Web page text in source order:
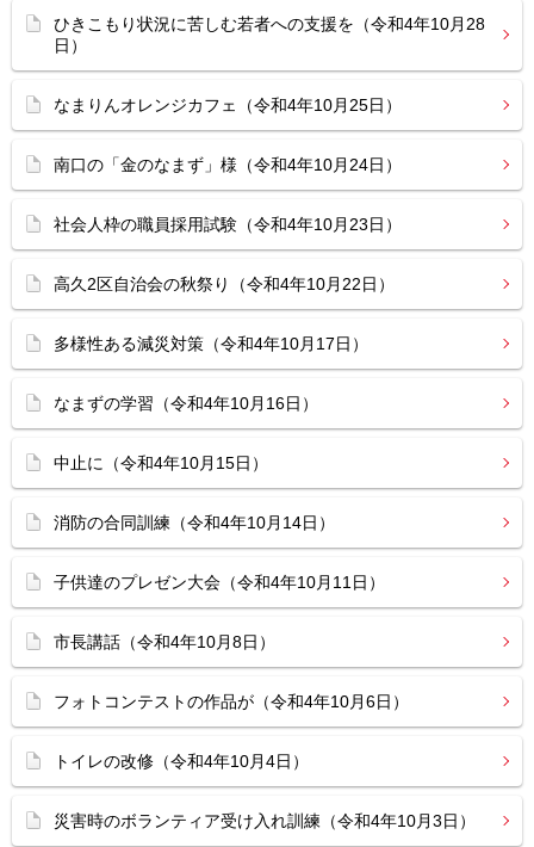
ひきこもり状況に苦しむ若者への支援を（令和4年10月28
日）
なまりんオレンジカフェ（令和4年10月25日）
南口の「金のなまず」様（令和4年10月24日）
社会人枠の職員採用試験（令和4年10月23日）
高久2区自治会の秋祭り（令和4年10月22日）
多様性ある減災対策（令和4年10月17日）
なまずの学習（令和4年10月16日）
中止に（令和4年10月15日）
消防の合同訓練（令和4年10月14日）
子供達のプレゼン大会（令和4年10月11日）
市長講話（令和4年10月8日）
フォトコンテストの作品が（令和4年10月6日）
トイレの改修（令和4年10月4日）
災害時のボランティア受け入れ訓練（令和4年10月3日）